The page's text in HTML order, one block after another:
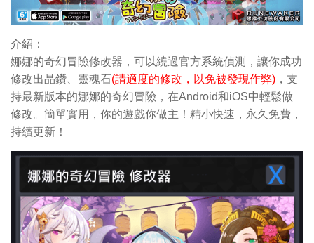
介紹：
娜娜的奇幻冒險修改器，可以繞過官方系統偵測，讓你成功
修改出晶鑽 、靈魂石(請適度的修改，以免被發現作弊) ，支
持最新版本的娜娜的奇幻冒險，在Android和iOS中輕鬆做
修改。簡單實用，你的遊戲你做主！精小快速，永久免費，
持續更新！